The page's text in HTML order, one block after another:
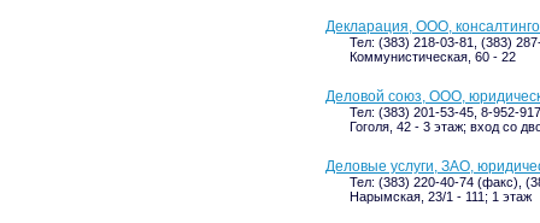
Декларация, ООО,
Тел: (383) 218-03-81, (383)
Коммунистическая, 60 - 22
Деловой союз, ООО,
Тел: (383) 201-53-45, 8-952-
Гоголя, 42 - 3 этаж; вход со
Деловые услуги, ЗАО,
Тел: (383) 220-40-74 (факс),
Нарымская, 23/1 - 111; 1 этаж